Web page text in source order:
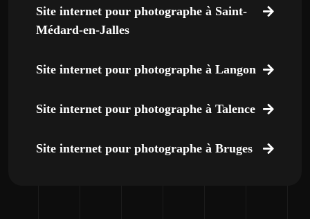
Site internet pour photographe à Saint-
Médard-en-Jalles
Site internet pour photographe à Langon
Site internet pour photographe à Talence
Site internet pour photographe à Bruges